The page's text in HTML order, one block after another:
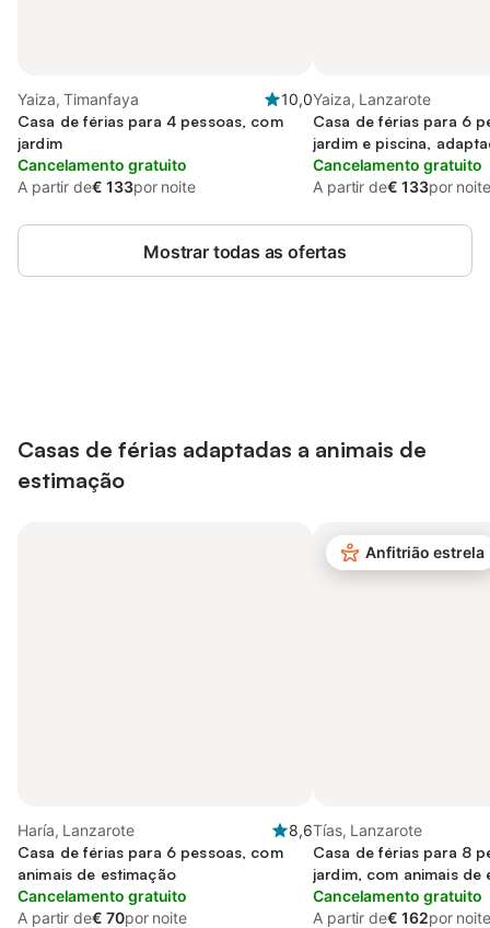
Yaiza, Timanfaya
10,0
Casa de férias para 4 pessoas, com
jardim
Cancelamento gratuito
A partir de€ 133por noite
Yaiza, Lanzarote
Casa de férias para 6
jardim e piscina,
Cancelamento gratuito
A partir de€ 133por noite
Mostrar todas as ofertas
Casas de férias adaptadas a animais de
estimação
Haría, Lanzarote
8,6
Casa de férias para 6 pessoas, com
animais de estimação
Cancelamento gratuito
A partir de€ 70por noite
Anfitrião estrela
Tías, Lanzarote
Casa de férias para 8
jardim, com animais de
Cancelamento gratuito
A partir de€ 162por noite